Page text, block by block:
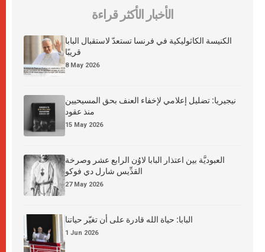
الأخبار الأكثر قراءة
الكنيسة الكاثوليكية في فرنسا تستعدّ لاستقبال البابا
قريبًا
8 May 2026
نيجيريا: تضليل إعلامي لإخفاء العنف بحق المسيحيين
منذ عقود
15 May 2026
العبوديَّة بين اعتذار البابا لاوُن الرابع عشر وصرخة
القدِّيس شارل دي فوكو
27 May 2026
البابا: حياة الله قادرة على أن تغيّر حياتنا
1 Jun 2026